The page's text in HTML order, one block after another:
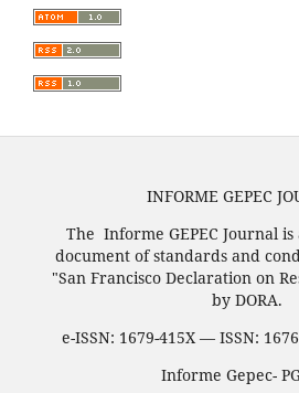
INFORME GEPEC
The Informe GEPEC Journal
document of standards and
"San Francisco Declaration on
by DORA.
e-ISSN: 1679-415X — ISSN:
Informe Gepec-